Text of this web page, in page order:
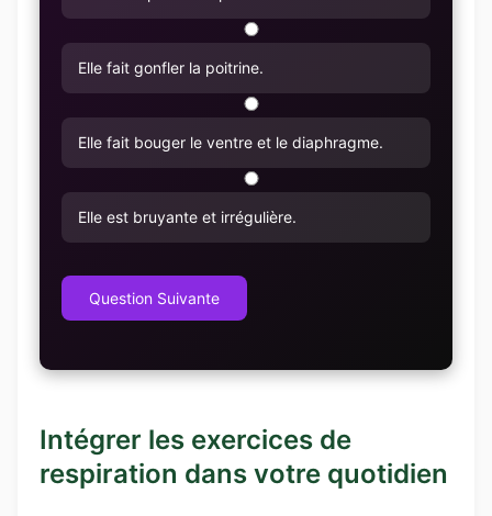
Elle fait gonfler la poitrine.
Elle fait bouger le ventre et le diaphragme.
Elle est bruyante et irrégulière.
Question Suivante
Intégrer les exercices de
respiration dans votre quotidien